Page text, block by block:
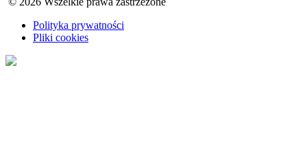
Polityka prywatności
Pliki cookies